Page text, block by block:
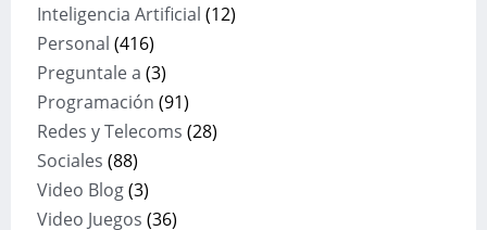
Inteligencia Artificial (12)
Personal (416)
Preguntale a (3)
Programación (91)
Redes y Telecoms (28)
Sociales (88)
Video Blog(3)
Video Juegos (36)